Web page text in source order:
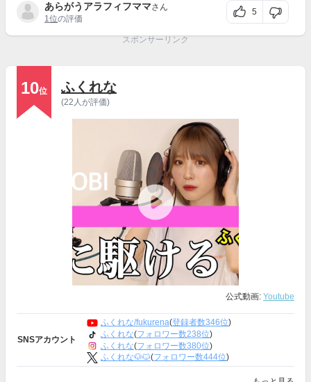
あらがうアラフィフママさん
1位の評価
5
スポンサーリンク
10位 ふくれな
(22人が評価)
公式動画: Youtube
SNSアカウント
ふくれな/fukurena(登録者数346位)
ふくれな(フォロワー数238位)
ふくれな(フォロワー数380位)
ふくれな🐶🐱(フォロワー数444位)